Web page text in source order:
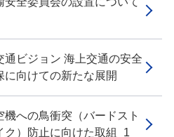
通ビジョン 海上交通の安全
に向けての新たな展開
機への鳥衝突（バードスト
ク）防止に向けた取組_1